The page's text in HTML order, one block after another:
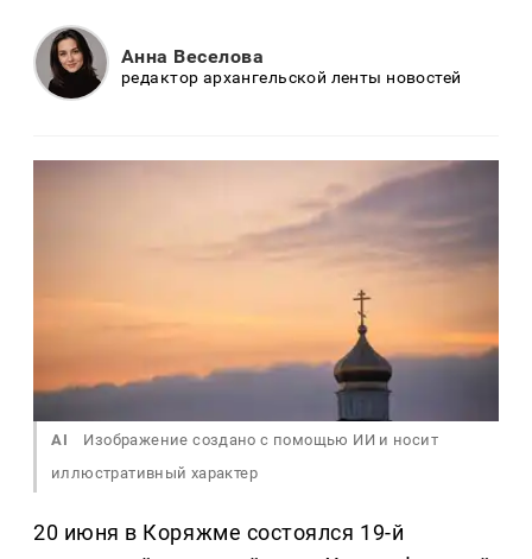
Анна Веселова
редактор архангельской ленты новостей
AI
Изображение создано с помощью ИИ и носит
иллюстративный характер
20 июня в Коряжме состоялся 19-й